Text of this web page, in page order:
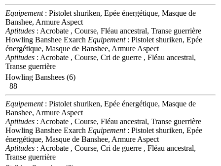
Equipement: Pistolet shuriken, Epée énergétique, Masque de
Banshee, Armure Aspect
Aptitudes : Acrobate , Course, Fléau ancestral, Transe guerrière
Howling Banshee Exarch Equipement: Pistolet shuriken, Epée
énergétique, Masque de Banshee, Armure Aspect
Aptitudes : Acrobate , Course, Cri de guerre , Fléau ancestral,
Transe guerrière
Howling Banshees (6)
88
Equipement: Pistolet shuriken, Epée énergétique, Masque de
Banshee, Armure Aspect
Aptitudes : Acrobate , Course, Fléau ancestral, Transe guerrière
Howling Banshee Exarch Equipement: Pistolet shuriken, Epée
énergétique, Masque de Banshee, Armure Aspect
Aptitudes : Acrobate , Course, Cri de guerre , Fléau ancestral,
Transe guerrière